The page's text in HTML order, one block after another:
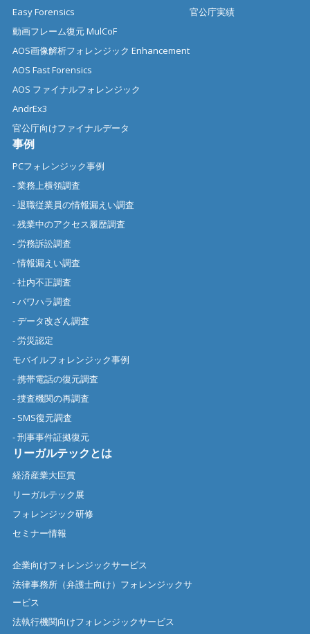
Easy Forensics
動画フレーム復元 MulCoF
AOS画像解析フォレンジック Enhancement
AOS Fast Forensics
AOS ファイナルフォレンジック
AndrEx3
官公庁向けファイナルデータ
官公庁実績
事例
PCフォレンジック事例
- 業務上横領調査
- 退職従業員の情報漏えい調査
- 残業中のアクセス履歴調査
- 労務訴訟調査
- 情報漏えい調査
- 社内不正調査
- パワハラ調査
- データ改ざん調査
- 労災認定
モバイルフォレンジック事例
- 携帯電話の復元調査
- 捜査機関の再調査
- SMS復元調査
- 刑事事件証拠復元
リーガルテックとは
経済産業大臣賞
リーガルテック展
フォレンジック研修
セミナー情報
企業向けフォレンジックサービス
法律事務所（弁護士向け）フォレンジックサ
ービス
法執行機関向けフォレンジックサービス